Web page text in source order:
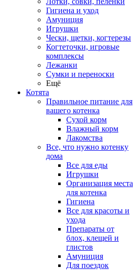
Гигиена и уход
Амуниция
Игрушки
Чески, щетки, когтерезы
Когтеточки, игровые
комплексы
Лежанки
Сумки и переноски
Ещё
Котята
Правильное питание для
вашего котенка
Сухой корм
Влажный корм
Лакомства
Все, что нужно котенку
дома
Все для еды
Игрушки
Организация места
для котенка
Гигиена
Все для красоты и
ухода
Препараты от
блох, клещей и
глистов
Амуниция
Для поездок